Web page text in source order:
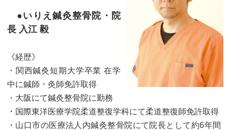
●いりえ鍼灸整骨院・院
長 入江 毅
《経歴》
・関西鍼灸短期大学卒業 在学
中に鍼師・灸師免許取得
・大阪にて鍼灸整骨院に勤務
・国際東洋医療学院柔道整復学科にて柔道整復師免許取得
・山口市の医療法人内鍼灸整骨院にて院長として約6年間